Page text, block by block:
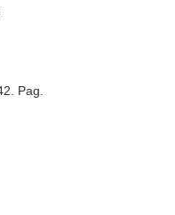
Pag.